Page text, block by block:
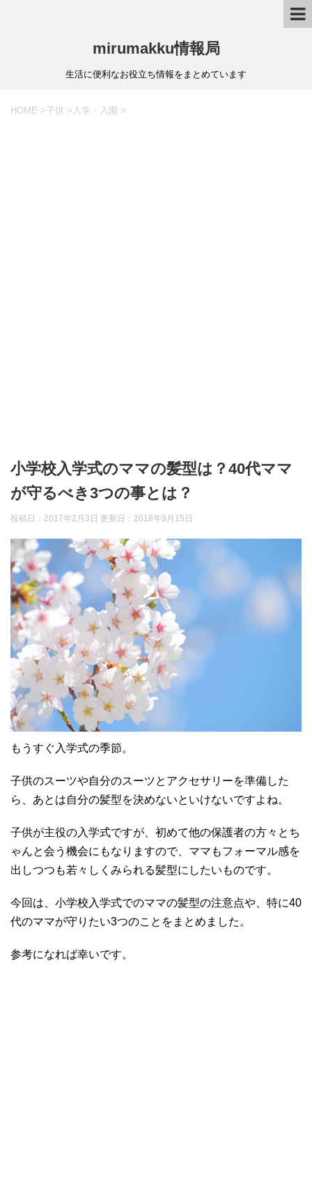
mirumakku情報局
生活に便利なお役立ち情報をまとめています
HOME >子供 > 入学・入園 >
小学校入学式のママの髪型は？40代ママ
が守るべき3つの事とは？
投稿日：2017年2月3日 更新日： 2018年9月15日
もうすぐ入学式の季節。
子供のスーツや自分のスーツとアクセサリーを準備した
ら、あとは自分の髪型を決めないといけないですよね。
子供が主役の入学式ですが、初めて他の保護者の方々とち
ゃんと会う機会にもなりますので、ママもフォーマル感を
出しつつも若々しくみられる髪型にしたいものです。
今回は、小学校入学式でのママの髪型の注意点や、特に40
代のママが守りたい3つのことをまとめました。
参考になれば幸いです。